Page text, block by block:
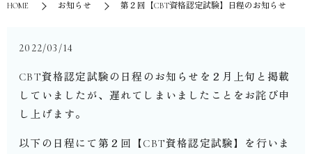
HOME お知らせ 第２回【CBT資格認定試験】日程のお知らせ
2022/03/14
CBT資格認定試験の日程のお知らせを２月上旬と掲載
していましたが、遅れてしまいましたことをお詫び申
し上げます。
以下の日程にて第２回【CBT資格認定試験】を行いま